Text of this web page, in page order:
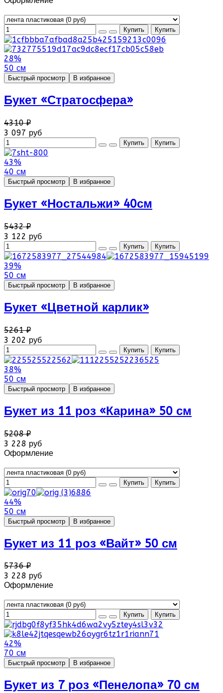
28%
50 см
Быстрый просмотр В избранное
Букет «Стратосфера»
4310 ₽
3 097 руб
43%
40 см
Быстрый просмотр В избранное
Букет «Ностальжи» 40см
5432 ₽
3 122 руб
39%
50 см
Быстрый просмотр В избранное
Букет «Цветной карлик»
5261 ₽
3 202 руб
38%
50 см
Быстрый просмотр В избранное
Букет из 11 роз «Карина» 50 см
5208 ₽
3 228 руб
Оформление
44%
50 см
Быстрый просмотр В избранное
Букет из 11 роз «Вайт» 50 см
5736 ₽
3 228 руб
Оформление
42%
70 см
Быстрый просмотр В избранное
Букет из 7 роз «Пенелопа» 70 см